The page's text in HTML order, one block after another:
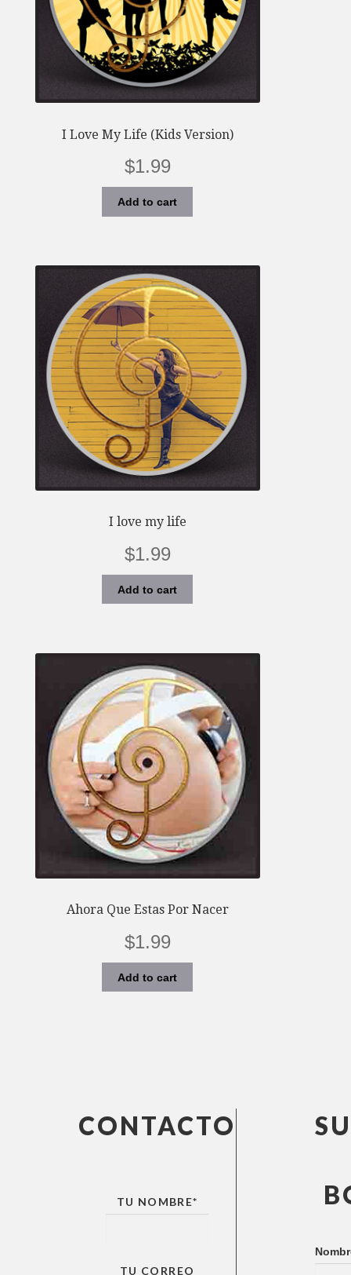
I Love My Life (Kids Version)
$1.99
Add to cart
I love my life
$1.99
Add to cart
Ahora Que Estas Por Nacer
$1.99
Add to cart
CONTACTO
TU NOMBRE*
TU CORREO